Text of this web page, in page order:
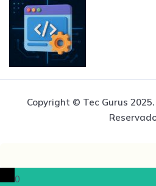
Copyright © Tec Gurus
0